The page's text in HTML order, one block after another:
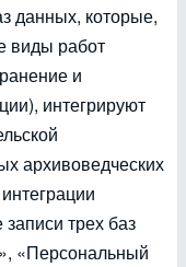
данных, которые,
виды работ
и
интегрируют
архивоведческих
трех баз
«Персональный